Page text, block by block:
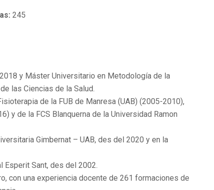
245
y Máster Universitario en Metodología de la
las Ciencias de la Salud.
de la FUB de Manresa (UAB) (2005-2010),
y de la FCS Blanquerna de la Universidad Ramon
Gimbernat – UAB, des del 2020 y en la
Sant, des del 2002.
con una experiencia docente de 261 formaciones de